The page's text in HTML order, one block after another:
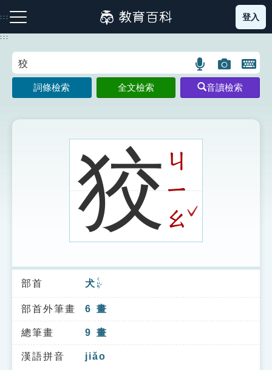
到
主
:::
注音索引圖示 筆畫索引圖示 部首索引表圖示
索引選單
知識索引
單字索引
生命大百科索引
登入
:::
語
言
搜
示
圖
片
搜
開
鍵
圖
詞條檢索 全文檢索 音讀檢索
狡 ㄐ
ㄧ
ㄠ
ˇ
部首 犬 ㄑㄩㄢˇ
部首外筆畫 6 畫
總筆畫 9 畫
漢語拼音 jiǎo